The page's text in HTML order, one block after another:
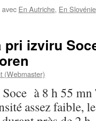
avec En Autriche, En Slovénie
pri izviru
(Webmaster)
à 8 h 55
assez faible,